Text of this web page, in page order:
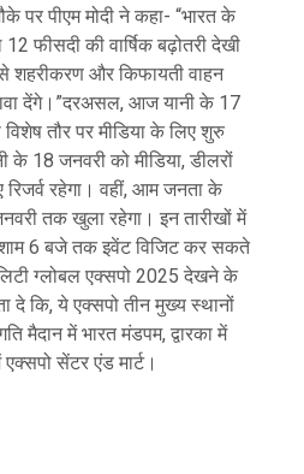
पर पीएम मोदी ने कहा- “भारत के
फीसदी की वार्षिक बढ़ोतरी देखी
शहरीकरण और किफायती वाहन
देंगे।”दरअसल, आज यानी के 17
तौर पर मीडिया के लिए शुरु
18 जनवरी को मीडिया, डीलरों
रहेगा। वहीं, आम जनता के
तक खुला रहेगा। इन तारीखों में
6 बजे तक इवेंट विजिट कर सकते
ग्लोबल एक्सपो 2025 देखने के
दे कि, ये एक्सपो तीन मुख्य स्थानों
मैदान में भारत मंडपम, द्वारका में
सेंटर एंड मार्ट।